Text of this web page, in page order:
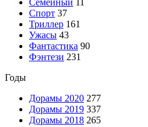
Спорт 37
Триллер 161
Ужасы 43
Фантастика 90
Фэнтези 231
Годы
Дорамы 2020 277
Дорамы 2019 337
Дорамы 2018 265